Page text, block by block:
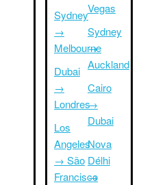
Sydney
→
Melbourne
Dubai
→
Londres
Los
Angeles
→ São
Francisco
Vegas
Sydney
→
Auckland
Cairo
→
Dubai
Nova
Délhi
→